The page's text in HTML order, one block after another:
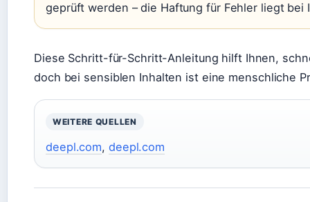
geprüft werden – die Haftung für Fehler liegt bei
Diese Schritt-für-Schritt-Anleitung hilft Ihnen,
doch bei sensiblen Inhalten ist eine menschliche
WEITERE QUELLEN
deepl.com, deepl.com